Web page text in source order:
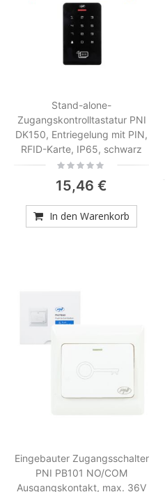
Stand-alone-
Zugangskontrolltastatur PNI
DK150, Entriegelung mit PIN,
RFID-Karte, IP65, schwarz
Rating:
15,46 €
In den Warenkorb
Eingebauter Zugangsschalter
PNI PB101 NO/COM
Ausgangskontakt, max. 36V